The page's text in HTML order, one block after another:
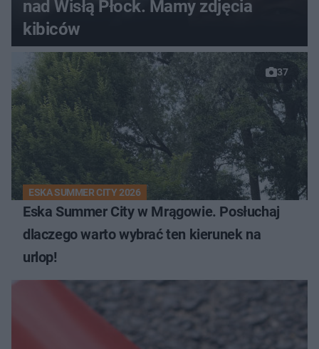
nad Wisłą Płock. Mamy zdjęcia
kibiców
37
ESKA SUMMER CITY 2026
Eska Summer City w Mrągowie. Posłuchaj
dlaczego warto wybrać ten kierunek na
urlop!